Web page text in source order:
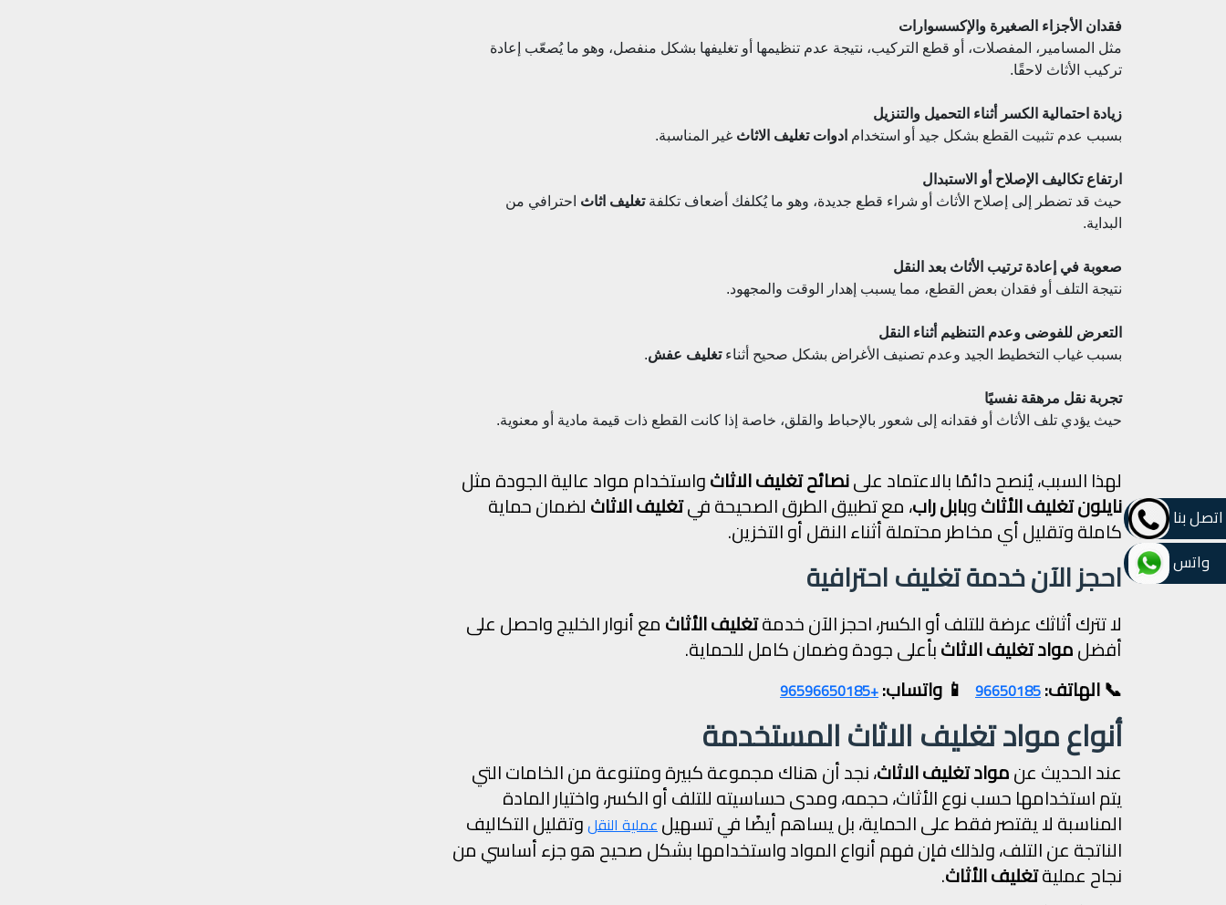
فقدان الأجزاء الصغيرة والإكسسوارات
مثل المسامير، المفصلات، أو قطع التركيب، نتيجة عدم تنظيمها أو تغليفها بشكل منفصل، وهو ما يُصعّب إعادة
تركيب الأثاث لاحقًا.
زيادة احتمالية الكسر أثناء التحميل والتنزيل
بسبب عدم تثبيت القطع بشكل جيد أو استخدام ادوات تغليف الاثاث غير المناسبة.
ارتفاع تكاليف الإصلاح أو الاستبدال
حيث قد تضطر إلى إصلاح الأثاث أو شراء قطع جديدة، وهو ما يُكلفك أضعاف تكلفةتغليف اثاث احترافي من
البداية.
صعوبة في إعادة ترتيب الأثاث بعد النقل
نتيجة التلف أو فقدان بعض القطع، مما يسبب إهدار الوقت والمجهود.
التعرض للفوضى وعدم التنظيم أثناء النقل
بسبب غياب التخطيط الجيد وعدم تصنيف الأغراض بشكل صحيح أثناءتغليف عفش.
تجربة نقل مرهقة نفسيًا
حيث يؤدي تلف الأثاث أو فقدانه إلى شعور بالإحباط والقلق، خاصة إذا كانت القطع ذات قيمة مادية أو معنوية.
لهذا السبب، يُنصح دائمًا بالاعتماد علىنصائح تغليف الاثاثواستخدام مواد عالية الجودة مثل
نايلون تغليف الأثاثوبابل راب، مع تطبيق الطرق الصحيحة فيتغليف الاثاثلضمان حماية
كاملة وتقليل أي مخاطر محتملة أثناء النقل أو التخزين.
احجز الآن خدمة تغليف احترافية
لا تترك أثاثك عرضة للتلف أو الكسر، احجز الآن خدمةتغليف الأثاثمع أنوار الخليج واحصل على
أفضلمواد تغليف الاثاثبأعلى جودة وضمان كامل للحماية.
📞 الهاتف:96650185 📱 واتساب:+96596650185
أنواع مواد تغليف الاثاث المستخدمة
عند الحديث عنمواد تغليف الاثاث، نجد أن هناك مجموعة كبيرة ومتنوعة من الخامات التي
يتم استخدامها حسب نوع الأثاث، حجمه، ومدى حساسيته للتلف أو الكسر، واختيار المادة
المناسبة لا يقتصر فقط على الحماية، بل يساهم أيضًا في تسهيلعملية النقلوتقليل التكاليف
الناتجة عن التلف، ولذلك فإن فهم أنواع المواد واستخدامها بشكل صحيح هو جزء أساسي من
نجاح عمليةتغليف الأثاث.
اتصل بنا
واتس